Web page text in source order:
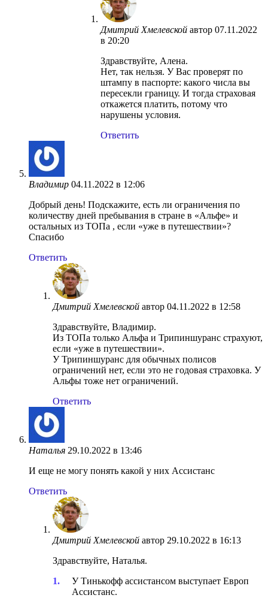
Дмитрий Хмелевской автор 07.11.2022
в 20:20
Здравствуйте, Алена.
Нет, так нельзя. У Вас проверят по
штампу в паспорте: какого числа вы
пересекли границу. И тогда страховая
откажется платить, потому что
нарушены условия.
Ответить
Владимир 04.11.2022 в 12:06
Добрый день! Подскажите, есть ли ограничения по
количеству дней пребывания в стране в «Альфе» и
остальных из ТОПа , если «уже в путешествии»?
Спасибо
Ответить
Дмитрий Хмелевской автор 04.11.2022 в 12:58
Здравствуйте, Владимир.
Из ТОПа только Альфа и Трипиншуранс страхуют,
если «уже в путешествии».
У Трипиншуранс для обычных полисов
ограничений нет, если это не годовая страховка. У
Альфы тоже нет ограничений.
Ответить
Наталья 29.10.2022 в 13:46
И еще не могу понять какой у них Ассистанс
Ответить
Дмитрий Хмелевской автор 29.10.2022 в 16:13
Здравствуйте, Наталья.
У Тинькофф ассистансом выступает Европ
Ассистанс.